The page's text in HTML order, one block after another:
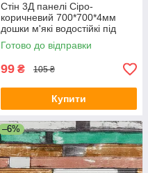
Стін 3Д панелі Сіро-
коричневий 700*700*4мм
дошки м'які водостійкі під
дерево Прованс (378) SW-
00000883
Готово до відправки
99 ₴ 105 ₴
Купити
–6%